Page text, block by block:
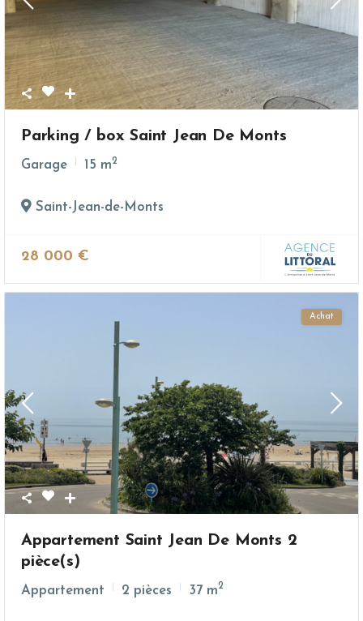
Parking / box Saint Jean De Monts
Garage 15 m2
Saint-Jean-de-Monts
28 000 €
Achat
Appartement Saint Jean De Monts 2
pièce(s)
Appartement 2 pièces 37 m2